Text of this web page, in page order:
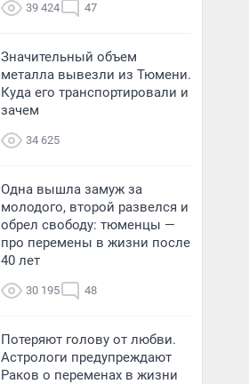
39 424 47
Значительный объем
металла вывезли из Тюмени.
Куда его транспортировали и
зачем
34 625
Одна вышла замуж за
молодого, второй развелся и
обрел свободу: тюменцы —
про перемены в жизни после
40 лет
30 195 48
Потеряют голову от любви.
Астрологи предупреждают
Раков о переменах в жизни